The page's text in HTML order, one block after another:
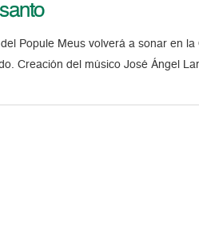
Popule Meus volverá a sonar en la
Creación del músico José Ángel